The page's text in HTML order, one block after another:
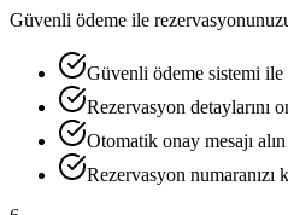
Güvenli ödeme ile
Güvenli ödeme sistemi ile
Rezervasyon detaylarını
Otomatik onay mesajı alın
Rezervasyon numaranızı